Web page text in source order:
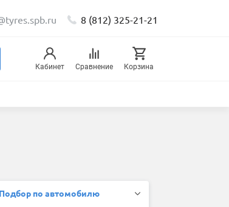
8 (812) 325-21-21
Кабинет Сравнение Корзина
Подбор по автомобилю